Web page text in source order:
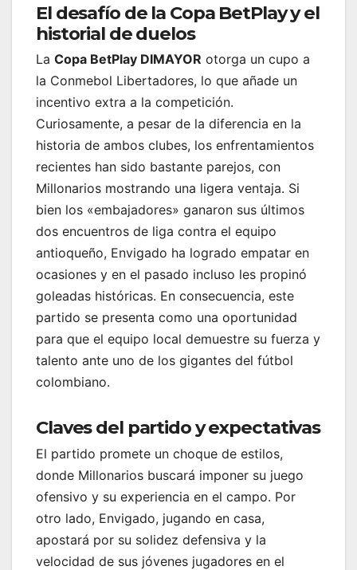
El desafío de la Copa BetPlay y el
historial de duelos
La Copa BetPlay DIMAYOR otorga un cupo a
la Conmebol Libertadores, lo que añade un
incentivo extra a la competición.
Curiosamente, a pesar de la diferencia en la
historia de ambos clubes, los enfrentamientos
recientes han sido bastante parejos, con
Millonarios mostrando una ligera ventaja. Si
bien los «embajadores» ganaron sus últimos
dos encuentros de liga contra el equipo
antioqueño, Envigado ha logrado empatar en
ocasiones y en el pasado incluso les propinó
goleadas históricas. En consecuencia, este
partido se presenta como una oportunidad
para que el equipo local demuestre su fuerza y
talento ante uno de los gigantes del fútbol
colombiano.
Claves del partido y expectativas
El partido promete un choque de estilos,
donde Millonarios buscará imponer su juego
ofensivo y su experiencia en el campo. Por
otro lado, Envigado, jugando en casa,
apostará por su solidez defensiva y la
velocidad de sus jóvenes jugadores en el